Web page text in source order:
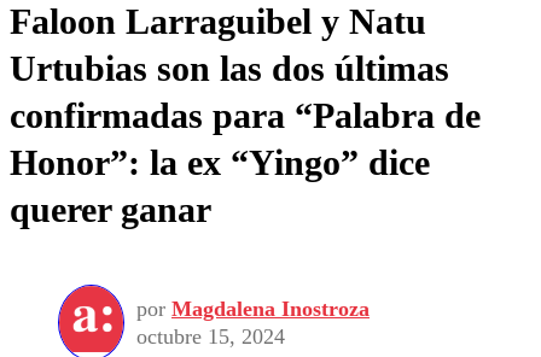
Frecuencias
Agricultura TV
Deportes
Colo Colo
Motor
Seleccion Chilena
Universidad Católica
Universidad de Chile
Entretención
Noticias
Economía
Política
Sustentabilidad
Vida Social
Publicaciones en medios
Comercial
Faloon Larraguibel y Natu
Urtubias son las dos últimas
confirmadas para “Palabra de
Honor”: la ex “Yingo” dice
querer ganar
por Magdalena Inostroza
octubre 15, 2024